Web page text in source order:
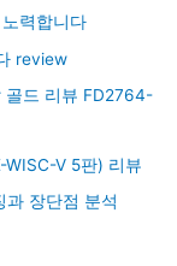
력합니다
review
골드 리뷰 FD2764-
V 5판) 리뷰
과 장단점 분석